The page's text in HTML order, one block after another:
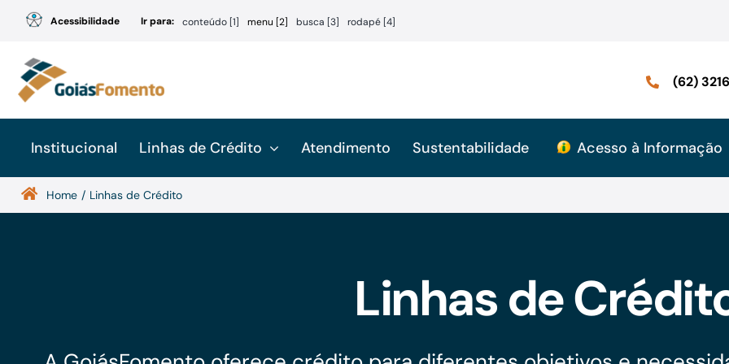
conteúdo
Acessibilidade Ir para: conteúdo [1] menu [2] busca [3] rodapé [4]
(62)
Institucional Linhas de Crédito Atendimento Sustentabilidade Acesso à Informação
Home Linhas de Crédito
Linhas de